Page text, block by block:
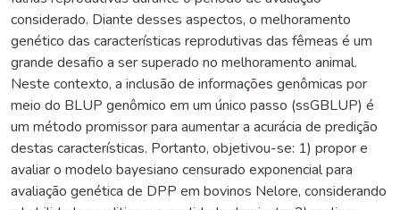
considerado. Diante desses aspectos, o melhoramento
genético das características reprodutivas das fêmeas é um
grande desafio a ser superado no melhoramento animal.
Neste contexto, a inclusão de informações genômicas por
meio do BLUP genômico em um único passo (ssGBLUP) é
um método promissor para aumentar a acurácia de predição
destas características. Portanto, objetivou-se: 1) propor e
avaliar o modelo bayesiano censurado exponencial para
avaliação genética de DPP em bovinos Nelore, considerando